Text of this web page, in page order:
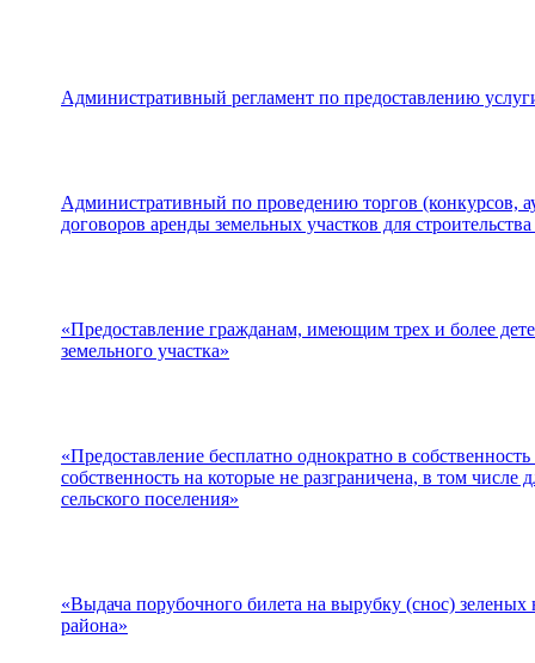
Административный регламент по предоставлению
Административный по проведению торгов (конкурсов,
договоров аренды земельных участков для
«Предоставление гражданам, имеющим трех и более
земельного участка»
«Предоставление бесплатно однократно в
собственность на которые не разграничена, в том
сельского поселения»
«Выдача порубочного билета на вырубку (снос)
района»